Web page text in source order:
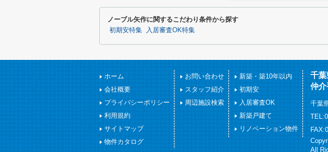
ノーブル矢作に関するこだわり条件から探す
初期安特集 入居審査OK特集
ホーム
会社概要
プライバシーポリシー
利用規約
サイトマップ
物件カタログ
お問い合わせ
スタッフ紹介
周辺施設検索
新築・築10年以内
初期安
入居審査OK
新築戸建て
リノベーション物件
千葉
仲介
千葉
All